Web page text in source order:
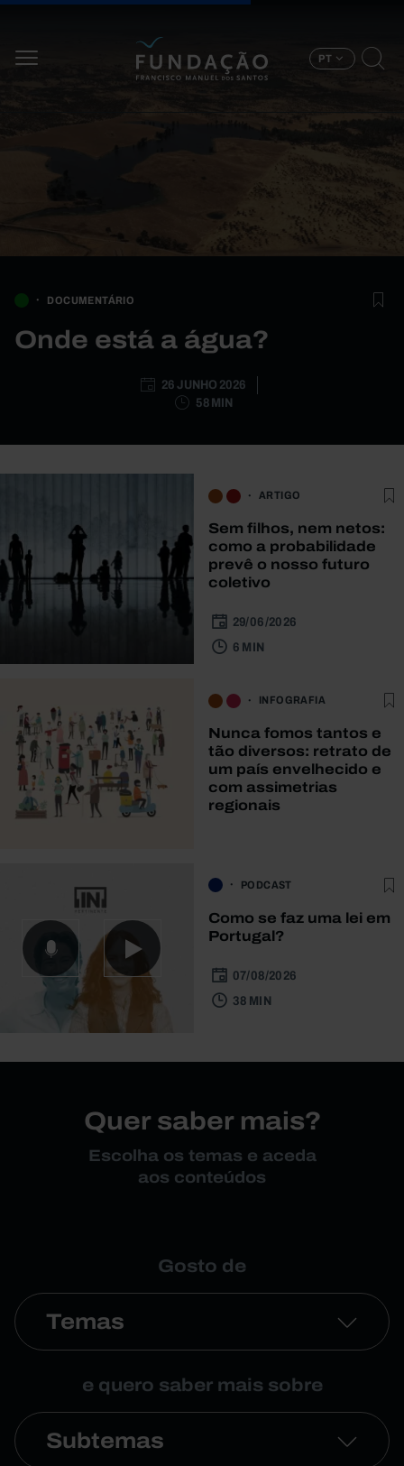
PT
DOCUMENTÁRIO
Onde está a água?
26 JUNHO 2026
58 MIN
ARTIGO
Sem filhos, nem netos:
como a probabilidade
prevê o nosso futuro
coletivo
29/06/2026
6 MIN
INFOGRAFIA
Nunca fomos tantos e
tão diversos: retrato de
um país envelhecido e
com assimetrias
regionais
PODCAST
Como se faz uma lei em
Portugal?
07/08/2026
38 MIN
Quer saber mais?
Escolha os temas e aceda
aos conteúdos
Gosto de
Temas
e quero saber mais sobre
Subtemas